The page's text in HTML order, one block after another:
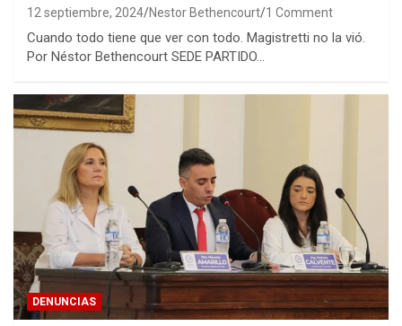
12 septiembre, 2024 Nestor Bethencourt 1 Comment
Cuando todo tiene que ver con todo. Magistretti no la vió.
Por Néstor Bethencourt SEDE PARTIDO…
DENUNCIAS